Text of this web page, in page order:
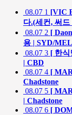
08.07 1 [VIC
다.(세컨, 써
08.07 2 [
용 | SYD/MEL
08.07 3 [ 한식
| CBD
08.07 4 [
Chadstone
08.07 5 [
| Chadstone
08.07 6 [